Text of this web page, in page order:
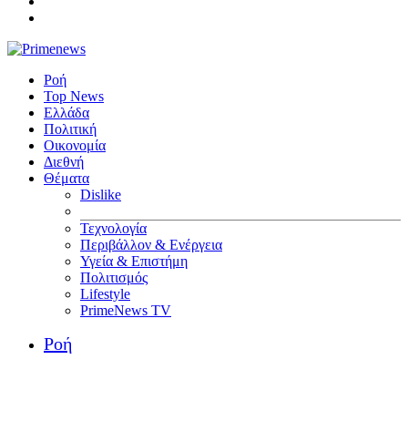
Ροή
Top News
Ελλάδα
Πολιτική
Οικονομία
Διεθνή
Θέματα
Dislike
Τεχνολογία
Περιβάλλον & Ενέργεια
Υγεία & Επιστήμη
Πολιτισμός
Lifestyle
PrimeNews TV
Ροή